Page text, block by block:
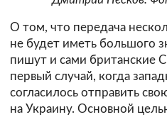
О том, что передача
не будет иметь большого
пишут и сами британские
первый случай, когда
согласилось отправить
на Украину. Основной